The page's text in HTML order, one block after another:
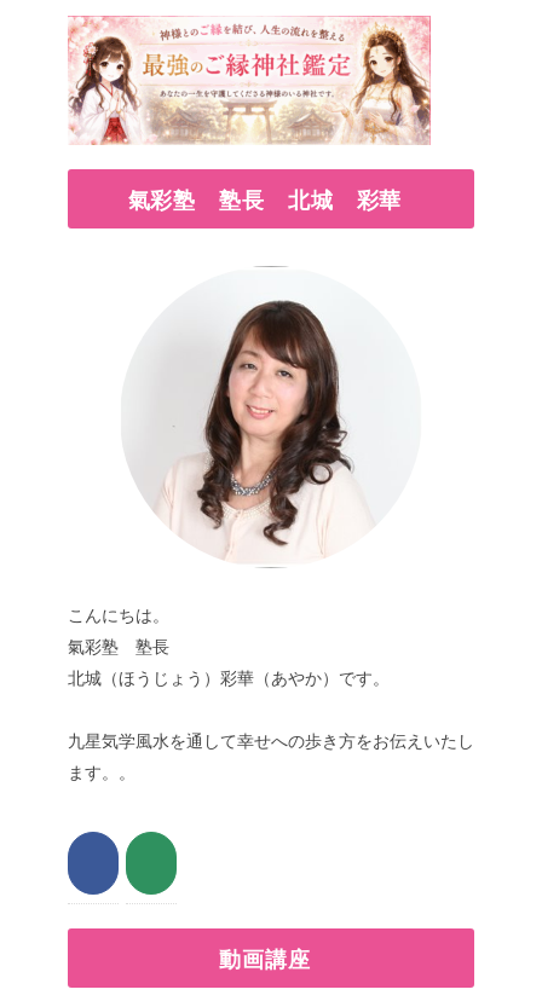
氣彩塾 塾長 北城 彩華
こんにちは。
氣彩塾 塾長
北城（ほうじょう）彩華（あやか）です。
九星気学風水を通して幸せへの歩き方をお伝えいたし
ます。。
動画講座